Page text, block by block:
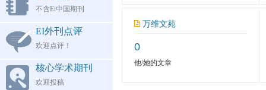
不含Ei中国期刊
EI外刊点评
欢迎点评！
核心学术期刊
欢迎投稿
万维文苑
0
他/她的文章